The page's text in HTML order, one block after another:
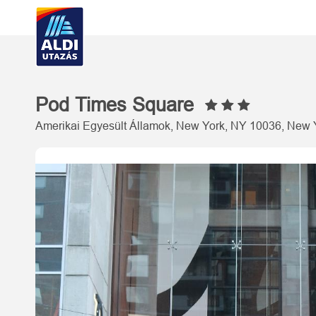
Pod Times Square
Amerikai Egyesült Államok, New York, NY 10036, New